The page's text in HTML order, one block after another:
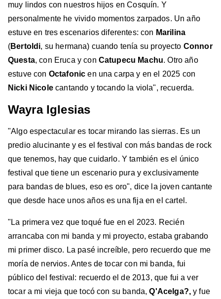
muy lindos con nuestros hijos en Cosquín. Y
personalmente he vivido momentos zarpados. Un año
estuve en tres escenarios diferentes: con Marilina
(Bertoldi, su hermana) cuando tenía su proyecto Connor
Questa, con Eruca y con Catupecu Machu. Otro año
estuve con Octafonicen una carpa y en el 2025 con
Nicki Nicolecantando y tocando la viola", recuerda.
Wayra Iglesias
"Algo espectacular es tocar mirando las sierras. Es un
predio alucinante y es el festival con más bandas de rock
que tenemos, hay que cuidarlo. Y también es el único
festival que tiene un escenario pura y exclusivamente
para bandas de blues, eso es oro", dice la joven cantante
que desde hace unos años es una fija en el cartel.
"La primera vez que toqué fue en el 2023. Recién
arrancaba con mi banda y mi proyecto, estaba grabando
mi primer disco. La pasé increíble, pero recuerdo que me
moría de nervios. Antes de tocar con mi banda, fui
público del festival: recuerdo el de 2013, que fui a ver
tocar a mi vieja que tocó con su banda,Q'Acelga?, y fue